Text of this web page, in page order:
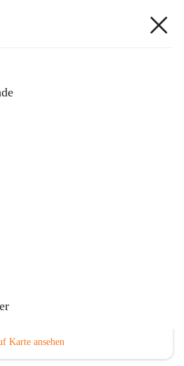
Karte ansehen